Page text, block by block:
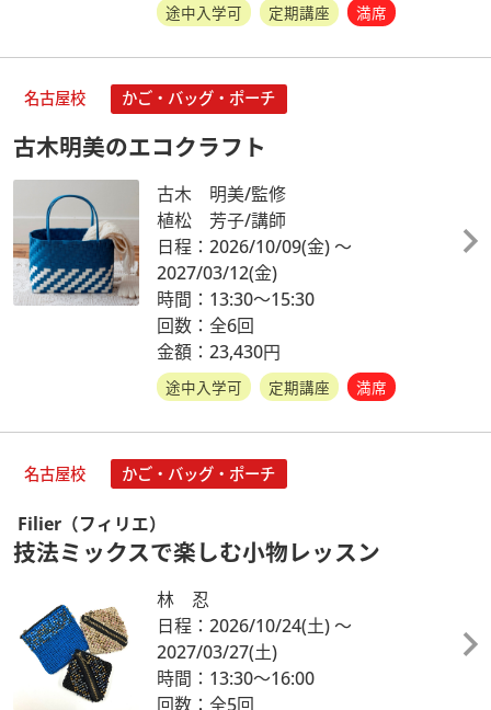
途中入学可 定期講座 満席
名古屋校 かご・バッグ・ポーチ
古木明美のエコクラフト
古木 明美/監修
植松 芳子/講師
日程：2026/10/09(金)～
2027/03/12(金)
時間：13:30～15:30
回数：全6回
金額：23,430円
途中入学可 定期講座 満席
名古屋校 かご・バッグ・ポーチ
Filier（フィリエ）
技法ミックスで楽しむ小物レッスン
林 忍
日程：2026/10/24(土)～
2027/03/27(土)
時間：13:30～16:00
回数：全5回